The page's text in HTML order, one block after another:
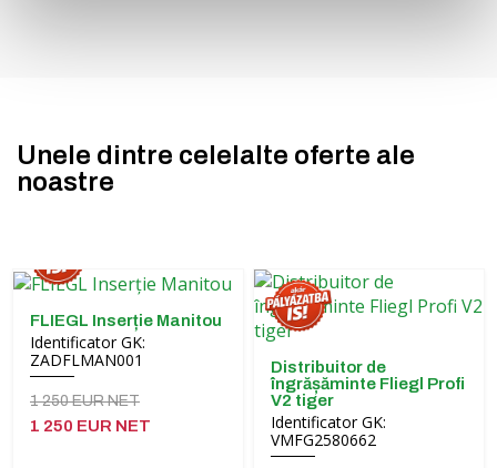
Unele dintre celelalte oferte ale
noastre
FLIEGL Inserție Manitou
Identificator GK:
ZADFLMAN001
1 250 EUR NET
1 250 EUR NET
Distribuitor de
îngrășăminte Fliegl Profi
V2 tiger
Identificator GK:
VMFG2580662